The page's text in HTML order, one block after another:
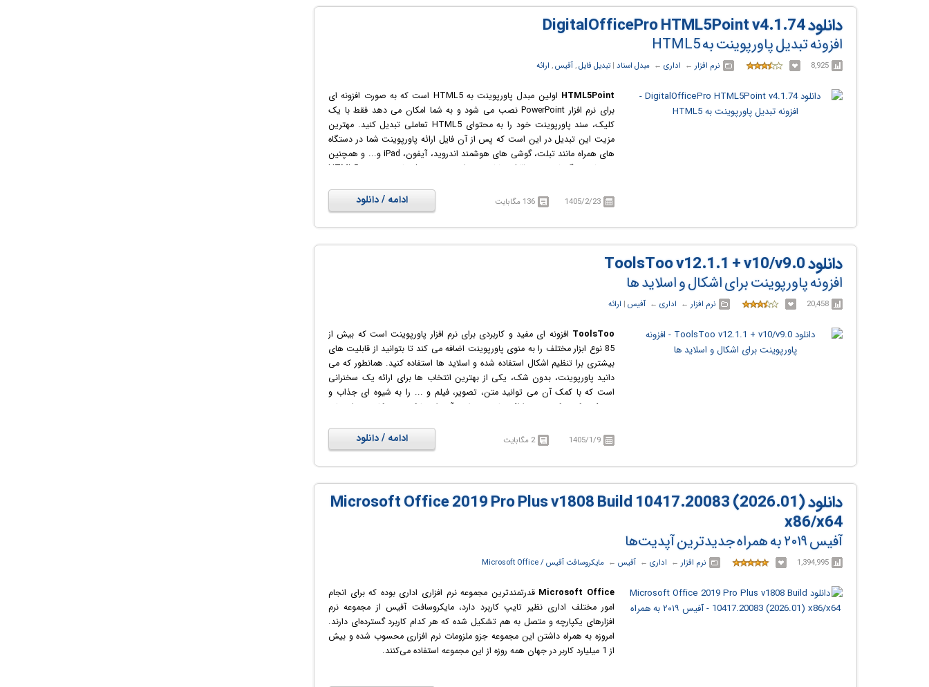
دانلود DigitalOfficePro HTML5Point v4.1.74
افزونه تبدیل پاورپوینت به HTML5
8,925 نرم افزار ← ‏ اداری ← ‏ مبدل اسناد ‏|تبدیل فایل,آفیس, ارائه
HTML5Point
اولین مبدل پاورپوینت به HTML5 است که به صورت افزونه ای
برای نرم افزار PowerPoint نصب می شود و به شما امکان می دهد فقط با یک
کلیک، سند پاورپوینت خود را به محتوای HTML5 تعاملی تبدیل کنید. مهترین
مزیت این تبدیل در این است که پس از آن فایل ارائه پاورپوینت شما در دستگاه
های همراه مانند تبلت، گوشی های هوشمند اندروید، آیفون، iPad و... و همچنین
در تمام مرورگرهای مدرن قابل مشاهده خواهد بود. تبدیل پاورپوینت به HTML5
بین صفحه ای، افکت های ویژه و بطور کلی تمام محتوای ارائه اصلی پاورپوینت را
نیز دربر می گیرد. تهیه یک بسته آموزش الکترونیکی با پشتیبانی در تمام دستگاه
ها اکنون با HTML5Point بسیار آسان است.
1405/2/23 136 مگابایت ادامه / دانلود
دانلود ToolsToo v12.1.1 + v10/v9.0
افزونه پاورپوینت برای اشکال و اسلاید ها
20,458 نرم افزار ← ‏ اداری ← ‏ آفیس ‏| ارائه
ToolsToo افزونه ای مفید و کاربردی برای نرم افزار پاورپوینت است که بیش از
85 نوع ابزار مختلف را به منوی پاورپوینت اضافه می کند تا بتوانید از قابلیت های
بیشتری برا تنظیم اشکال استفاده شده و اسلاید ها استفاده کنید. همانطور که می
دانید پاورپوینت، بدون شک، یکی از بهترین انتخاب ها برای ارائه یک سخنرانی
است که با کمک آن می توانید متن، تصویر، فیلم و ... را به شیوه ای جذاب و
متحرک ترکیب کرده و در ارائه های مربوط به آموزش یا کسب و کار خود استفاده
پروژه پاورپوینت در اختیار شما قرار می دهد.
1405/1/9 2 مگابایت ادامه / دانلود
دانلود Microsoft Office 2019 Pro Plus v1808 Build 10417.20083 (2026.01)
x86/x64
آفیس ۲۰۱۹ به همراه جدیدترین آپدیت‌ها
1,394,995 نرم افزار ← ‏ اداری ← ‏ آفیس ← ‏ مایکروسافت آفیس / Microsoft Office
Microsoft Office قدرتمندترین مجموعه نرم افزاری اداری بوده که برای انجام
امور مختلف اداری نظیر تایپ کاربرد دارد، مایکروسافت آفیس از مجموعه نرم
افزارهای یکپارچه و متصل به هم تشکیل شده که هر کدام کاربرد گسترده‌ای دارند.
امروزه به همراه داشتن این مجموعه جزو ملزومات نرم افزاری محسوب شده و بیش
از 1 میلیارد کاربر در جهان همه روزه از این مجموعه استفاده می‌کنند.